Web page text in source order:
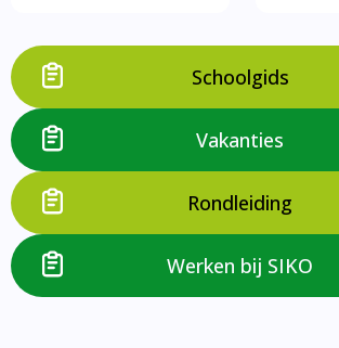
Schoolgids
Vakanties
Rondleiding
Werken bij SIKO